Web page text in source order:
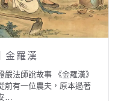
天帝釋供養佛陀
嚴法師說故事 《天帝釋供
佛陀》 在《撰集百緣經》
…